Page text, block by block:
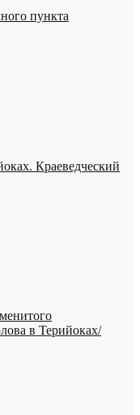
пункта
Краеведческий
в Терийоках/